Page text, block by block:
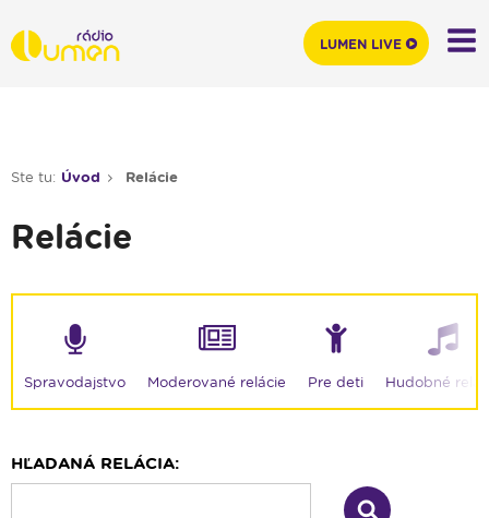
Ste tu: Úvod Relácie
Relácie
Spravodajstvo Moderované relácie Pre deti Hudobné
HĽADANÁ RELÁCIA:
LUMEN LIVE